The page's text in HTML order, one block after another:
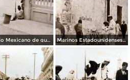
Soldado Mexicano de guardia en la estacion Ferroviaria ( Abril 9 de 1916 ). Marinos Estadounidenses curiosos. ( Abril 9 de 1916 ).